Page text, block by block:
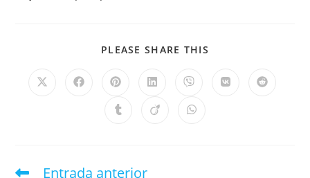
PLEASE SHARE THIS
Entrada anterior